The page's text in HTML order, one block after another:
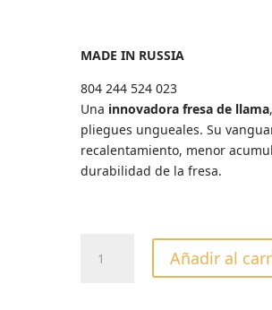
MADE IN RUSSIA
804 244 524 023
Una innovadora fresa de llama
pliegues ungueales. Su
recalentamiento, menor
durabilidad de la fresa.
LLAMA
Añadir al